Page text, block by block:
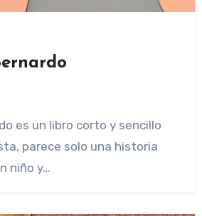
es un libro corto y sencillo
parece solo una historia
niño y…